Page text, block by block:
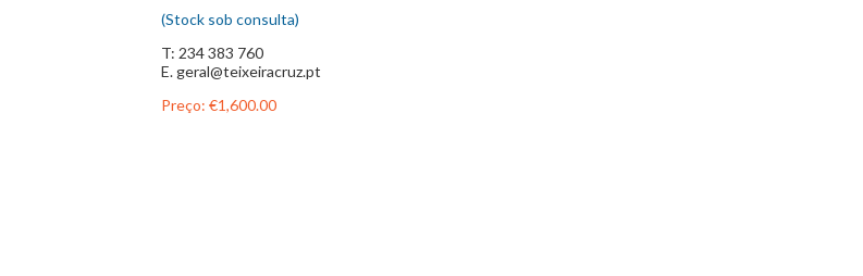
(Stock sob consulta)
T: 234 383 760
E. geral@teixeiracruz.pt
Preço: €1,600.00